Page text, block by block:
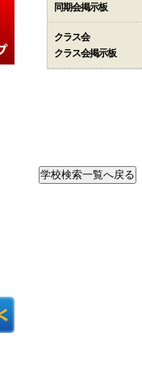
同期会掲示板
クラス会
クラス会掲示板